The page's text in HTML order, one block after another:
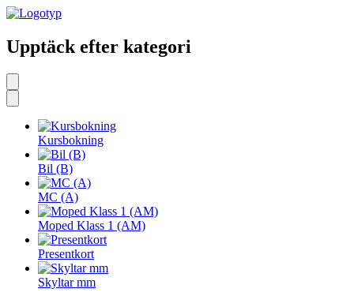
Upptäck efter kategori
Kursbokning
Bil (B)
MC (A)
Moped Klass 1 (AM)
Presentkort
Skyltar mm